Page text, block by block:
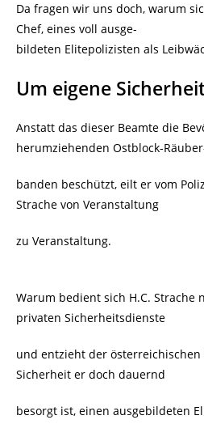
Da fragen wir uns doch, warum
Chef, eines voll ausge-
bildeten Elitepolizisten als
Um eigene
Anstatt das dieser Beamte die
herumziehenden Ostblock-
banden beschützt, eilt er vom
Strache von Veranstaltung
zu Veranstaltung.
Warum bedient sich H.C. Strache
privaten Sicherheitsdienste
und entzieht der österreichischen
Sicherheit er doch dauernd
besorgt ist, einen ausgebildeten